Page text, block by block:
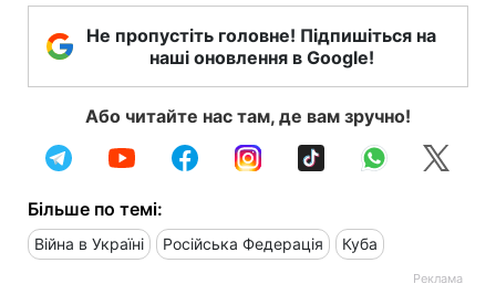
Не пропустіть головне! Підпишіться на
наші оновлення в Google!
Або читайте нас там, де вам зручно!
Більше по темі:
Війна в Україні Російська Федерація Куба